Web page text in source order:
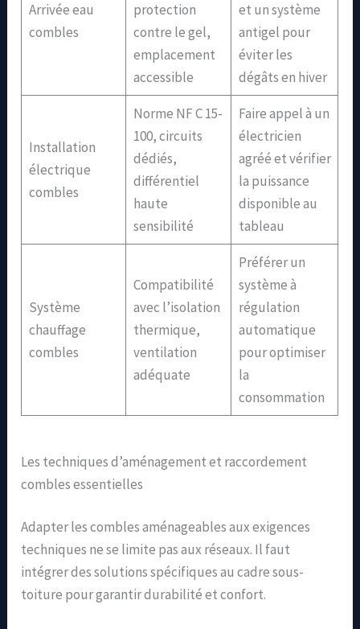
Arrivée eau
combles
protection
contre le gel,
emplacement
accessible
et un système
antigel pour
éviter les
dégâts en hiver
Installation
électrique
combles
Norme NF C 15-
100, circuits
dédiés,
différentiel
haute
sensibilité
Faire appel à un
électricien
agréé et vérifier
la puissance
disponible au
tableau
Système
chauffage
combles
Compatibilité
avec l’isolation
thermique,
ventilation
adéquate
Préférer un
système à
régulation
automatique
pour optimiser
la
consommation
Les techniques d’aménagement et raccordement
combles essentielles
Adapter les combles aménageables aux exigences
techniques ne se limite pas aux réseaux. Il faut
intégrer des solutions spécifiques au cadre sous-
toiture pour garantir durabilité et confort.